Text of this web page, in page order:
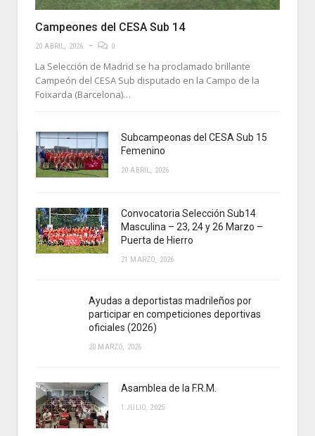
Campeones del CESA Sub 14
20 ABRIL, 2026 0
La Selección de Madrid se ha proclamado brillante
Campeón del CESA Sub disputado en la Campo de la
Foixarda (Barcelona)…
Subcampeonas del CESA Sub 15
Femenino
20 ABRIL, 2026
Convocatoria Selección Sub14
Masculina – 23, 24 y 26 Marzo –
Puerta de Hierro
21 MARZO, 2026
Ayudas a deportistas madrileños por
participar en competiciones deportivas
oficiales (2026)
20 MARZO, 2026
Asamblea de la F.R.M.
1 JULIO, 2025